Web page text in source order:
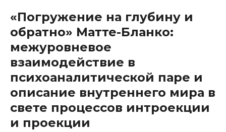
«Погружение на глубину и
обратно» Матте-Бланко:
межуровневое
взаимодействие в
психоаналитической паре и
описание внутреннего мира в
свете процессов интроекции
и проекции